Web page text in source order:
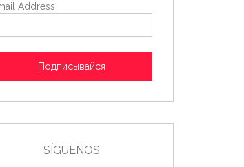
Address
Подписывайся
SÍGUENOS